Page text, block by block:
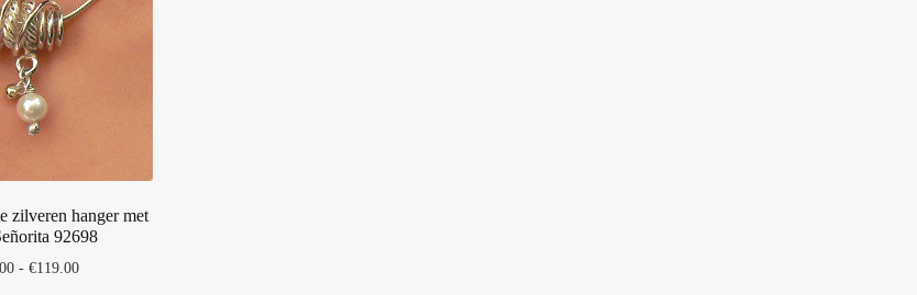
zilveren hanger met
92698
- €119.00Prijsklasse: